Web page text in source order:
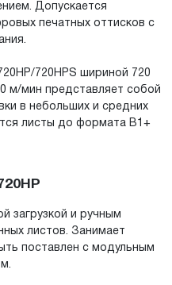
Допускается
печатных оттисков с
720HPS шириной 720
м/мин представляет собой
в небольших и средних
листы до формата B1+
загрузкой и ручным
листов. Занимает
поставлен с модульным